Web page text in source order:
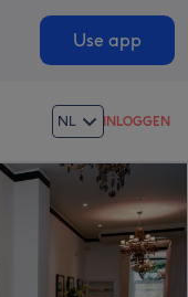
Use app
NL INLOGGEN